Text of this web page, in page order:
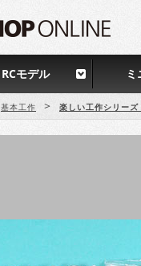
RCモデル
基本工作 > 楽しい工作シリーズ